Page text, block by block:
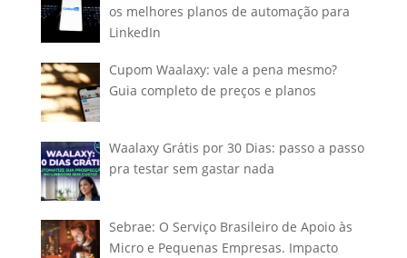
os melhores planos de automação para
LinkedIn
Cupom Waalaxy: vale a pena mesmo?
Guia completo de preços e planos
Waalaxy Grátis por 30 Dias: passo a passo
pra testar sem gastar nada
Sebrae: O Serviço Brasileiro de Apoio às
Micro e Pequenas Empresas. Impacto